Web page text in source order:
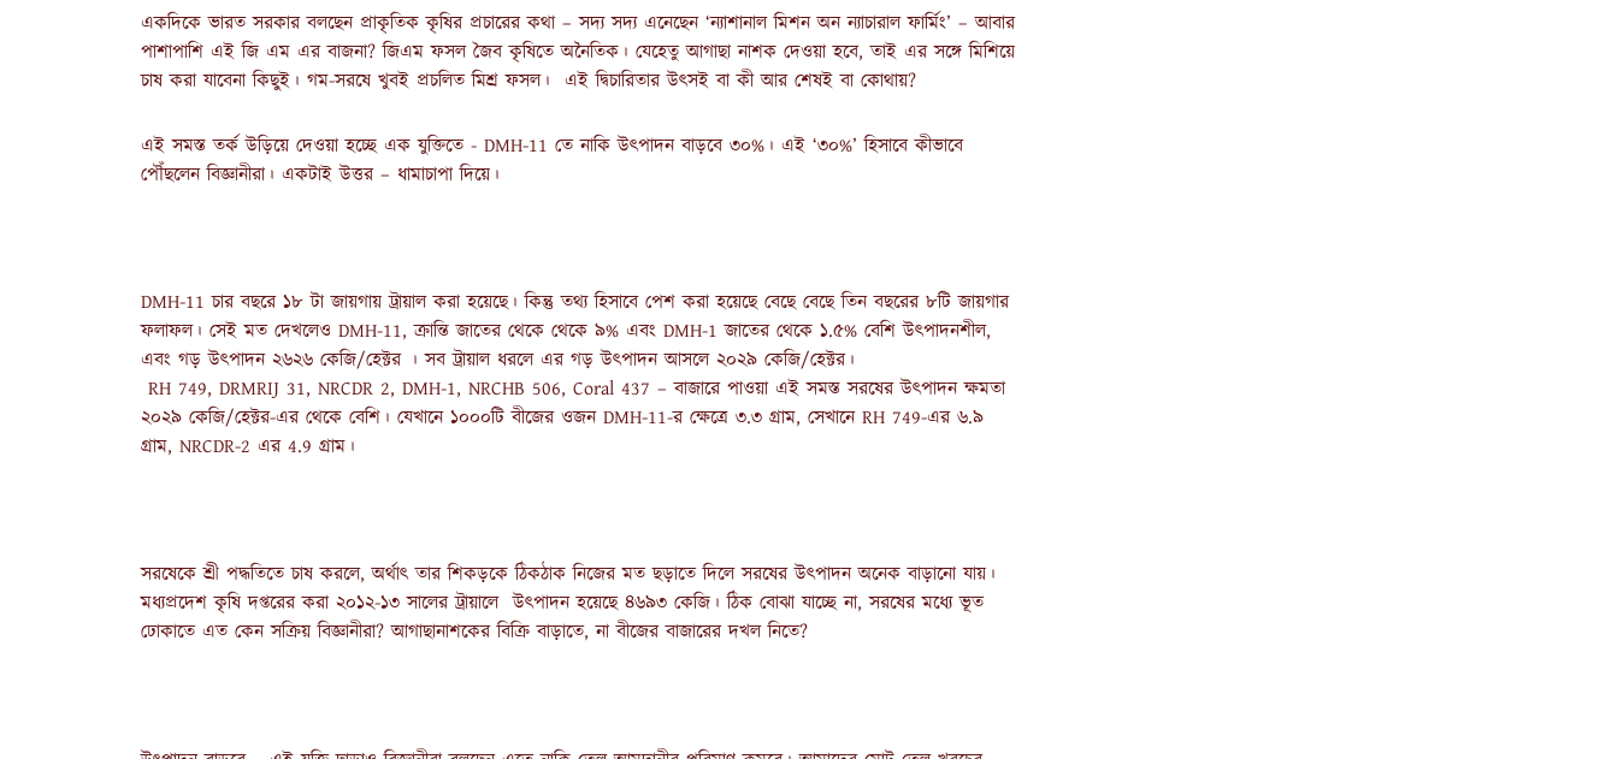
একদিকে ভারত সরকার বলছেন প্রাকৃতিক কৃষির প্রচারের কথা – সদ্য সদ্য এনেছেন ‘ন্যাশানাল মিশন অন ন্যাচারাল ফার্মিং’ – আবার
পাশাপাশি এই জি এম এর বাজনা? জিএম ফসল জৈব কৃষিতে অনৈতিক। যেহেতু আগাছা নাশক দেওয়া হবে, তাই এর সঙ্গে মিশিয়ে
চাষ করা যাবেনা কিছুই। গম-সরষে খুবই প্রচলিত মিশ্র ফসল। এই দ্বিচারিতার উৎসই বা কী আর শেষই বা কোথায়?
এই সমস্ত তর্ক উড়িয়ে দেওয়া হচ্ছে এক যুক্তিতে - DMH-11 তে নাকি উৎপাদন বাড়বে ৩০%। এই ‘৩০%’ হিসাবে কীভাবে
পৌঁছলেন বিজ্ঞানীরা। একটাই উত্তর – ধামাচাপা দিয়ে।
DMH-11 চার বছরে ১৮ টা জায়গায় ট্রায়াল করা হয়েছে। কিন্তু তথ্য হিসাবে পেশ করা হয়েছে বেছে বেছে তিন বছরের ৮টি জায়গার
ফলাফল। সেই মত দেখলেও DMH-11, ক্রান্তি জাতের থেকে থেকে ৯% এবং DMH-1 জাতের থেকে ১.৫% বেশি উৎপাদনশীল,
এবং গড় উৎপাদন ২৬২৬ কেজি/হেক্টর । সব ট্রায়াল ধরলে এর গড় উৎপাদন আসলে ২০২৯ কেজি/হেক্টর।
RH 749, DRMRIJ 31, NRCDR 2, DMH-1, NRCHB 506, Coral 437 – বাজারে পাওয়া এই সমস্ত সরষের উৎপাদন ক্ষমতা
২০২৯ কেজি/হেক্টর-এর থেকে বেশি। যেখানে ১০০০টি বীজের ওজন DMH-11-র ক্ষেত্রে ৩.৩ গ্রাম, সেখানে RH 749-এর ৬.৯
গ্রাম, NRCDR-2 এর 4.9 গ্রাম।
সরষেকে শ্রী পদ্ধতিতে চাষ করলে, অর্থাৎ তার শিকড়কে ঠিকঠাক নিজের মত ছড়াতে দিলে সরষের উৎপাদন অনেক বাড়ানো যায়।
মধ্যপ্রদেশ কৃষি দপ্তরের করা ২০১২-১৩ সালের ট্রায়ালে উৎপাদন হয়েছে ৪৬৯৩ কেজি। ঠিক বোঝা যাচ্ছে না, সরষের মধ্যে ভূত
ঢোকাতে এত কেন সক্রিয় বিজ্ঞানীরা? আগাছানাশকের বিক্রি বাড়াতে, না বীজের বাজারের দখল নিতে?